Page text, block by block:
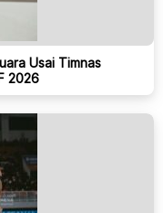
Usai Timnas
2026